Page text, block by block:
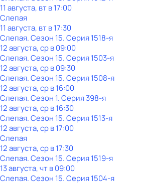
11 августа, вт в 17:00
Слепая
11 августа, вт в 17:30
Слепая. Сезон 15. Серия 1518-я
12 августа, ср в 09:00
Слепая. Сезон 15. Серия 1503-я
12 августа, ср в 09:30
Слепая. Сезон 15. Серия 1508-я
12 августа, ср в 16:00
Слепая. Сезон 1. Серия 398-я
12 августа, ср в 16:30
Слепая. Сезон 15. Серия 1513-я
12 августа, ср в 17:00
Слепая
12 августа, ср в 17:30
Слепая. Сезон 15. Серия 1519-я
13 августа, чт в 09:00
Слепая. Сезон 15. Серия 1504-я